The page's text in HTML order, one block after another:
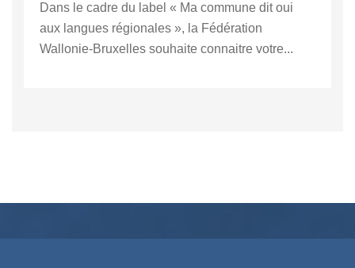
Dans le cadre du label « Ma commune dit oui
aux langues régionales », la Fédération
Wallonie-Bruxelles souhaite connaitre votre...